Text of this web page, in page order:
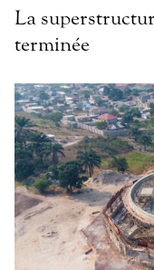
La
terminée